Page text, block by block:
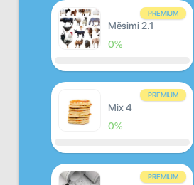
PREMIUM
Mësimi 2.1
0%
PREMIUM
Mix 4
0%
PREMIUM